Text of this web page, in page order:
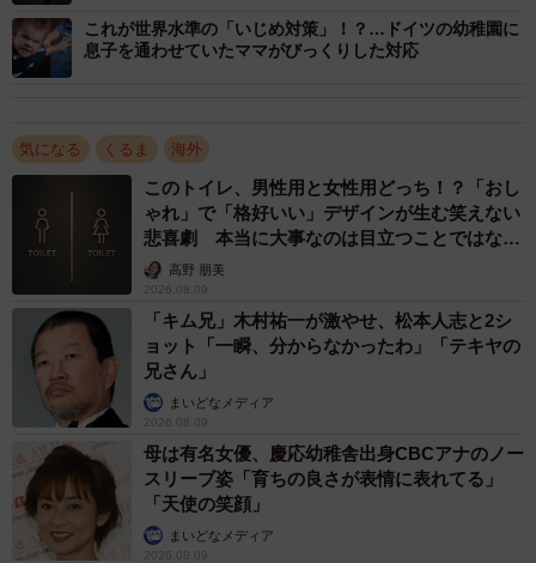
2/5
約30mの高さから落下／Harukaさん（@gongqiyao0414）提供
これが世界水準の「いじめ対策」！？…ドイツの幼稚園に
息子を通わせていたママがびっくりした対応
気になる くるま 海外
このトイレ、男性用と女性用どっち！？「おし
ゃれ」で「格好いい」デザインが生む笑えない
悲喜劇 本当に大事なのは目立つことではな
く…高野 朋美
2026.08.09
「キム兄」木村祐一が激やせ、松本人志と2シ
ョット「一瞬、分からなかったわ」「テキヤの
兄さん」
まいどなメディア
2026.08.09
母は有名女優、慶応幼稚舎出身CBCアナのノー
スリーブ姿「育ちの良さが表情に表れてる」
「天使の笑顔」
まいどなメディア
2026.08.09